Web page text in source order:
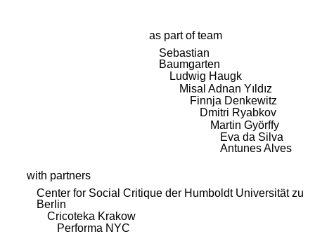
as part of team
Sebastian
Baumgarten
Ludwig Haugk
Misal Adnan Yıldız
Finnja Denkewitz
Dmitri Ryabkov
Martin Györffy
Eva da Silva
Antunes Alves
with partners
Center for Social Critique der Humboldt Universität zu
Berlin
Cricoteka Krakow
Performa NYC